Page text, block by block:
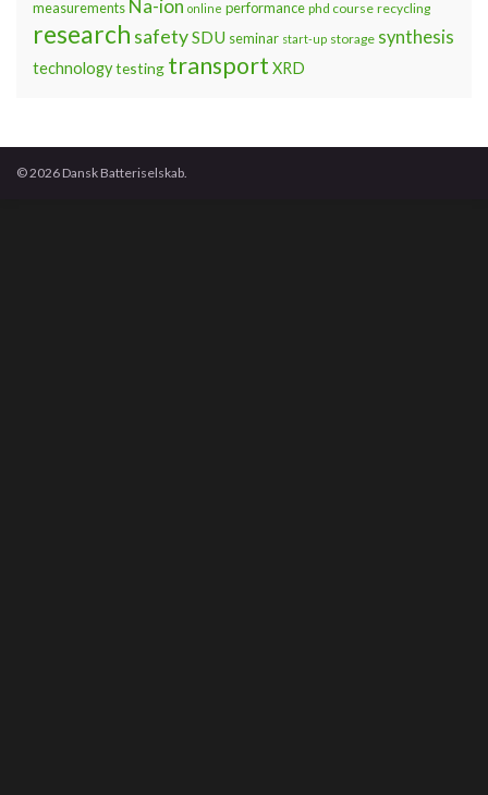
measurements Na-ion online performance phd course recycling
research safetySDU seminar start-up storage synthesis
technologytesting transport XRD
© 2026 Dansk Batteriselskab.